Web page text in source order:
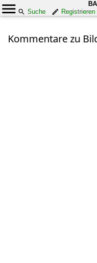
Suche
Registrieren
Kommentare zu